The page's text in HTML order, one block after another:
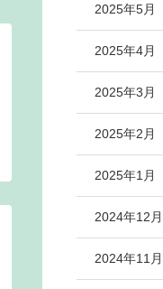
2025年5月
2025年4月
2025年3月
2025年2月
2025年1月
2024年12月
2024年11月